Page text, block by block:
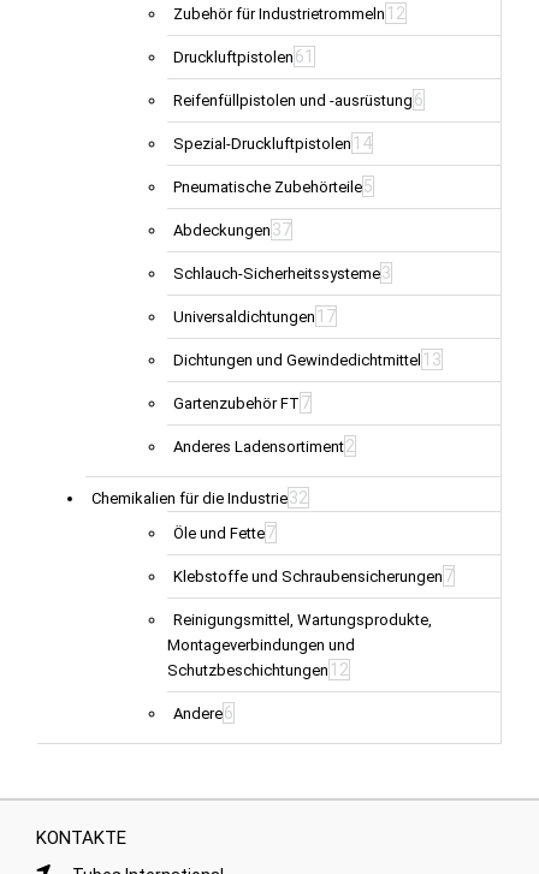
Zubehör für Industrietrommeln 12
Druckluftpistolen 61
Reifenfüllpistolen und -ausrüstung 6
Spezial-Druckluftpistolen 14
Pneumatische Zubehörteile5
Abdeckungen 37
Schlauch-Sicherheitssysteme3
Universaldichtungen 17
Dichtungen und Gewindedichtmittel 13
Gartenzubehör FT 7
Anderes Ladensortiment2
Chemikalien für die Industrie32
Öle und Fette7
Klebstoffe und Schraubensicherungen 7
Reinigungsmittel, Wartungsprodukte,
Montageverbindungen und
Schutzbeschichtungen 12
Andere6
KONTAKTE